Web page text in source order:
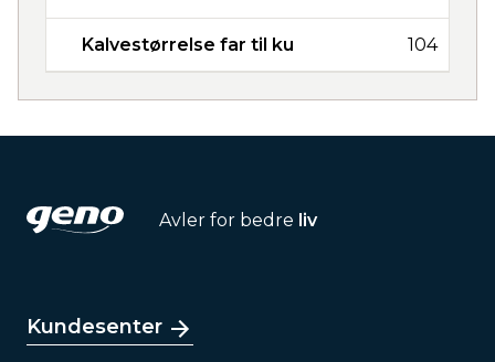
Kalvestørrelse far til ku 104
Avler for bedre liv
Kundesenter